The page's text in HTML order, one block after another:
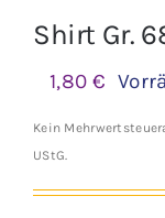
Shirt Gr.
1,80€
Kein
UStG.